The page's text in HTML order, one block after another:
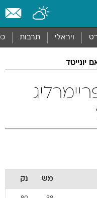
ויראלי תרבות
יונייטד
מש נק